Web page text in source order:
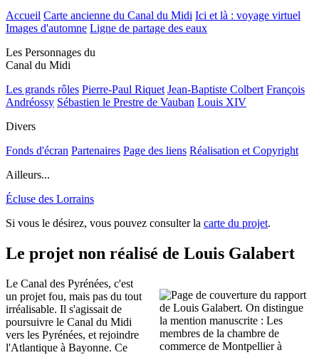
Accueil Carte ancienne du Canal du Midi Ici et là : voyage virtuel
Images d'automne Ligne de partage des eaux
Les Personnages du
Canal du Midi
Les grands rôles Pierre-Paul Riquet Jean-Baptiste Colbert François
Andréossy Sébastien le Prestre de Vauban Louis XIV
Divers
Fonds d'écran Partenaires Page des liens Réalisation et Copyright
Ailleurs...
Écluse des Lorrains
Si vous le désirez, vous pouvez consulter la carte du projet.
Le projet non réalisé de Louis Galabert
Le Canal des Pyrénées, c'est
un projet fou, mais pas du tout
irréalisable. Il s'agissait de
poursuivre le Canal du Midi
vers les Pyrénées, et rejoindre
l'Atlantique à Bayonne. Ce